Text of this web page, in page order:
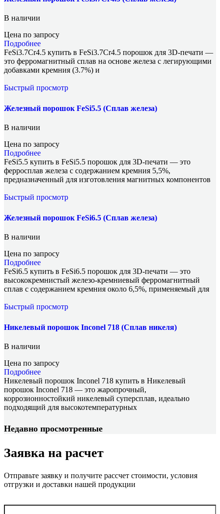
В наличии
Цена по запросу
Подробнее
FeSi3.7Cr4.5 купить в FeSi3.7Cr4.5 порошок для 3D-печати —
это ферромагнитный сплав на основе железа с легирующими
добавками кремния (3.7%) и
Быстрый просмотр
Железный порошок FeSi5.5 (Сплав железа)
В наличии
Цена по запросу
Подробнее
FeSi5.5 купить в FeSi5.5 порошок для 3D-печати — это
ферросплав железа с содержанием кремния 5,5%,
предназначенный для изготовления магнитных компонентов
Быстрый просмотр
Железный порошок FeSi6.5 (Сплав железа)
В наличии
Цена по запросу
Подробнее
FeSi6.5 купить в FeSi6.5 порошок для 3D-печати — это
высококремнистый железо-кремниевый ферромагнитный
сплав с содержанием кремния около 6,5%, применяемый для
Быстрый просмотр
Никелевый порошок Inconel 718 (Сплав никеля)
В наличии
Цена по запросу
Подробнее
Никелевый порошок Inconel 718 купить в Никелевый
порошок Inconel 718 — это жаропрочный,
коррозионностойкий никелевый суперсплав, идеально
подходящий для высокотемпературных
Недавно просмотренные
Заявка на расчет
Отправьте заявку и получите рассчет стоимости, условия
отгрузки и доставки нашей продукции